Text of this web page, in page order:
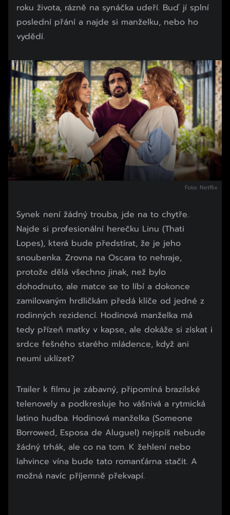
roku života, rázně na synáčka udeří. Buď jí splní
poslední přání a najde si manželku, nebo ho
vydědí.
Foto: Netflix
Synek není žádný trouba, jde na to chytře.
Najde si profesionální herečku Linu (Thati
Lopes), která bude předstírat, že je jeho
snoubenka. Zrovna na Oscara to nehraje,
protože dělá všechno jinak, než bylo
dohodnuto, ale matce se to líbí a dokonce
zamilovaným hrdličkám předá klíče od jedné z
rodinných rezidencí. Hodinová manželka má
tedy přízeň matky v kapse, ale dokáže si získat i
srdce fešného starého mládence, když ani
neumí uklízet?
Začátek reklamy
Konec reklamy
Trailer k filmu je zábavný, připomíná brazilské
telenovely a podkresluje ho vášnivá a rytmická
latino hudba. Hodinová manželka (Someone
Borrowed, Esposa de Aluguel) nejspíš nebude
žádný trhák, ale co na tom. K žehlení nebo
lahvince vína bude tato romanťárna stačit. A
možná navíc příjemně překvapí.